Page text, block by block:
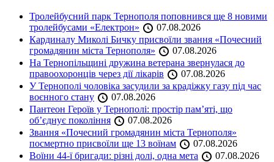
Тролейбусний парк Тернополя поповнився ще 8 новими
тролейбусами «Електрон»
07.08.2026
Кардиналу Миколі Бичку присвоїли звання «Почесний
громадянин міста Тернополя»
07.08.2026
На Тернопільщині дружина ветерана звернулася до
правоохоронців через дії лікарів
07.08.2026
У Тернополі чоловіка засудили за крадіжку газу під час
воєнного стану
07.08.2026
Пантеон Героїв у Тернополі: простір пам’яті, що
об’єднує покоління
07.08.2026
Звання «Почесний громадянин міста Тернополя»
посмертно присвоїли ще 13 воїнам
07.08.2026
Воїни 44-ї бригади: різні долі, одна мета
07.08.2026